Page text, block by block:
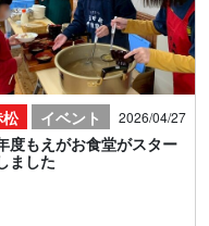
イベント 2026/04/27
度もえがお食堂がスター
ました